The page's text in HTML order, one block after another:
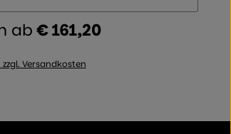
ab€ 161,20
zzgl. Versandkosten